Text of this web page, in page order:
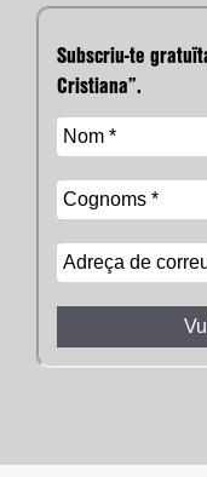
Subscriu-te
Cristiana”.